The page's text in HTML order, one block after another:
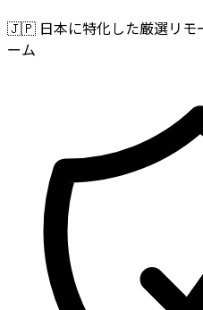
🇯🇵 日本に特化した厳選リ
ーム